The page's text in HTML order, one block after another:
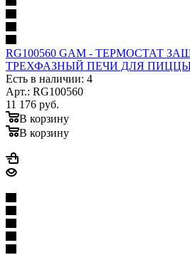
RG100560 GAM - ТЕРМОСТАТ
ТРЕХФАЗНЫЙ ПЕЧИ ДЛЯ
Есть в наличии: 4
Арт.: RG100560
11 176 руб.
В корзину
В корзину